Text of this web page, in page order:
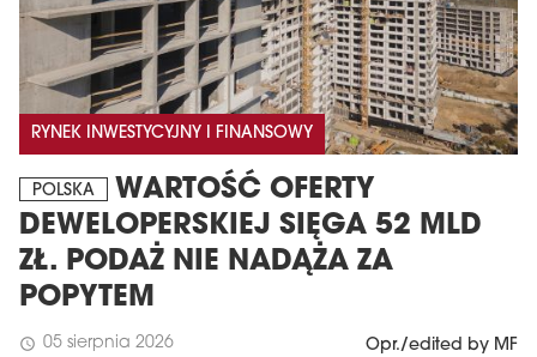
RYNEK INWESTYCYJNY I FINANSOWY
POLSKA
WARTOŚĆ OFERTY
DEWELOPERSKIEJ SIĘGA 52 MLD
ZŁ. PODAŻ NIE NADĄŻA ZA
POPYTEM
schedule 05 sierpnia 2026 Opr./edited by MF